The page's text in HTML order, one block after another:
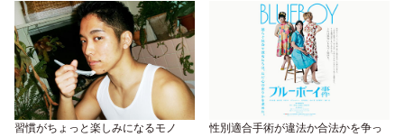
「私」
習慣がちょっと楽しみになるモノ
性別適合手術が違法か合法かを争っ